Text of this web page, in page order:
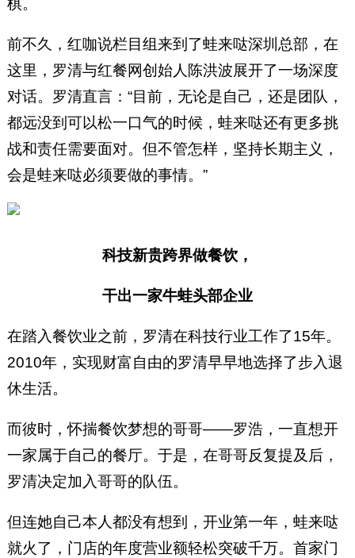
棋。
前不久，红咖说栏目组来到了蛙来哒深圳总部，在
这里，罗清与红餐网创始人陈洪波展开了一场深度
对话。罗清直言：“目前，无论是自己，还是团队，
都远没到可以松一口气的时候，蛙来哒还有更多挑
战和责任需要面对。但不管怎样，坚持长期主义，
会是蛙来哒必须要做的事情。”
科技新贵跨界做餐饮，
干出一家牛蛙头部企业
在踏入餐饮业之前，罗清在科技行业工作了15年。
2010年，实现财富自由的罗清早早地选择了步入退
休生活。
而彼时，怀揣餐饮梦想的哥哥——罗浩，一直想开
一家属于自己的餐厅。于是，在哥哥反复提及后，
罗清决定加入哥哥的队伍。
但连她自己本人都没有想到，开业第一年，蛙来哒
就火了，门店的年度营业额轻松突破千万。首家门